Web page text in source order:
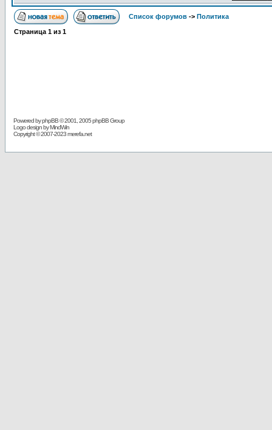
Список форумов -> Политика
Страница 1 из 1
Powered byphpBB© 2001, 2005 phpBB Group
Logo design by MindWin
Copyright © 2007-2023 merefa.net